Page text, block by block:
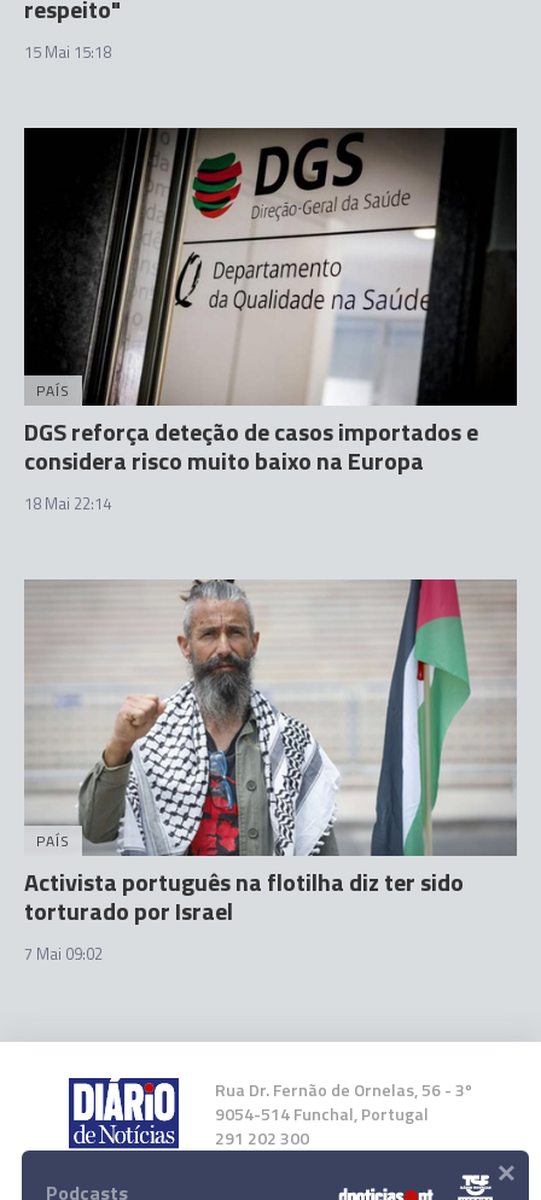
respeito"
15 Mai 15:18
PAÍS
DGS reforça deteção de casos importados e
considera risco muito baixo na Europa
18 Mai 22:14
PAÍS
Activista português na flotilha diz ter sido
torturado por Israel
7 Mai 09:02
Rua Dr. Fernão de Ornelas, 56 - 3º
9054-514 Funchal, Portugal
291 202 300
Instale a nossa App
Podcasts ×